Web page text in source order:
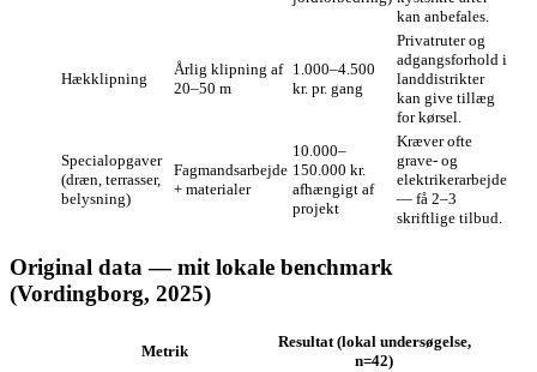
kan anbefales.
Hækklipning
Årlig klipning af
20–50 m
1.000–4.500
kr. pr. gang
Privatruter og
adgangsforhold i
landdistrikter
kan give tillæg
for kørsel.
Specialopgaver
(dræn, terrasser,
belysning)
Fagmandsarbejde
+ materialer
10.000–
150.000 kr.
afhængigt af
projekt
Kræver ofte
grave- og
elektrikerarbejde
— få 2–3
skriftlige tilbud.
Original data — mit lokale benchmark
(Vordingborg, 2025)
Metrik
Resultat (lokal undersøgelse,
n=42)